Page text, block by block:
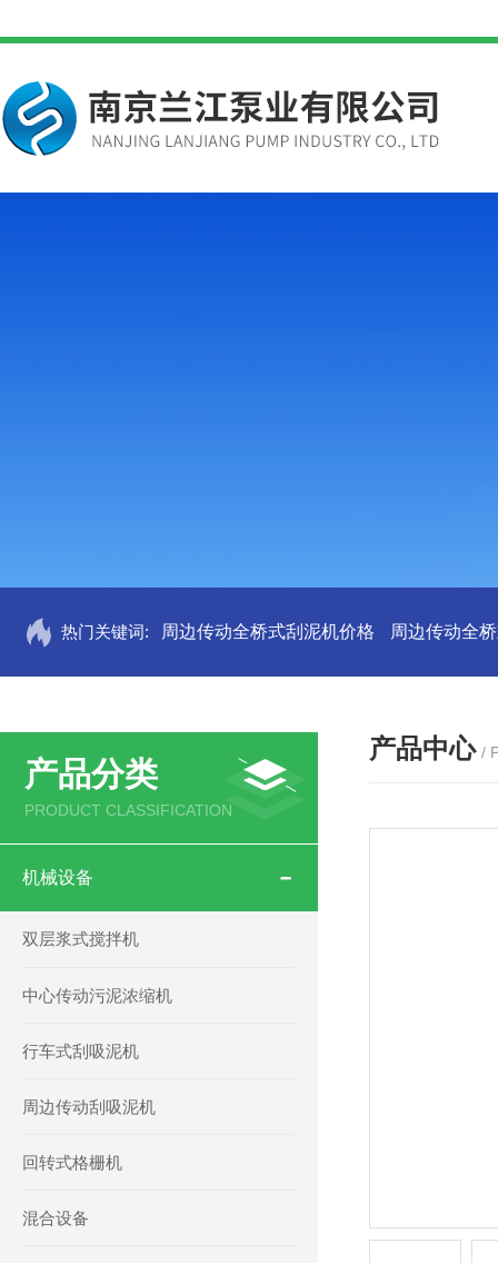
热门关键词: 周边传动全桥式刮泥机价格 周边传动全
产品分类
PRODUCT CLASSIFICATION
机械设备
双层浆式搅拌机
中心传动污泥浓缩机
行车式刮吸泥机
周边传动刮吸泥机
回转式格栅机
混合设备
产品中心 /